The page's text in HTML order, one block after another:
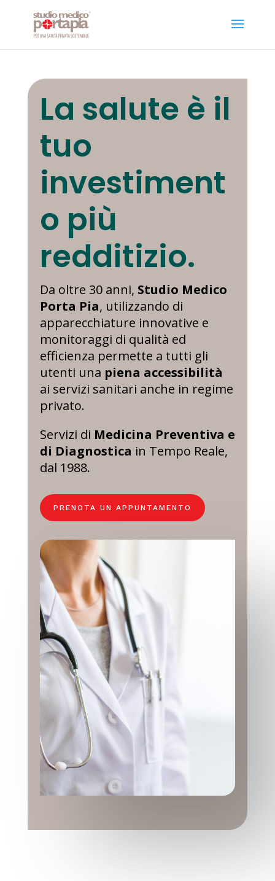
La salute è il
tuo
investiment
o più
redditizio.
Da oltre 30 anni, Studio Medico
Porta Pia, utilizzando di
apparecchiature innovative e
monitoraggi di qualità ed
efficienza permette a tutti gli
utenti una piena accessibilità
ai servizi sanitari anche in regime
privato.
Servizi di Medicina Preventiva e
di Diagnostica in Tempo Reale,
dal 1988.​
PRENOTA UN APPUNTAMENTO